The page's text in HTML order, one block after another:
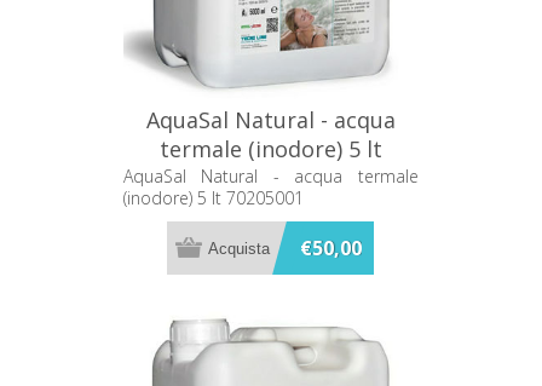
AquaSal Natural - acqua
termale (inodore) 5 lt
70205001
AquaSal Natural - acqua termale
(inodore) 5 lt 70205001
€50,00